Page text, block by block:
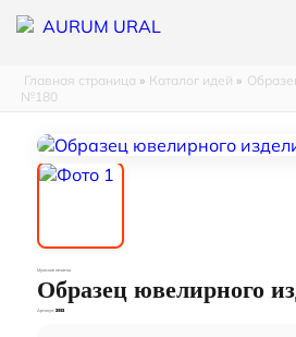
Главная страница » Каталог идей »
№180
Мужские печатки
Образец ювелирного
Артикул: 3003